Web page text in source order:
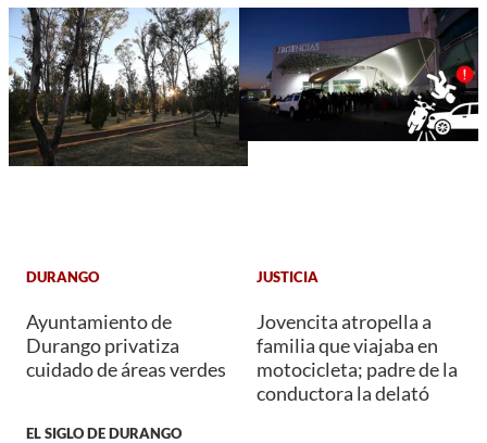
DURANGO
Ayuntamiento de
Durango privatiza
cuidado de áreas verdes
EL SIGLO DE DURANGO
JUSTICIA
Jovencita atropella a
familia que viajaba en
motocicleta; padre de la
conductora la delató